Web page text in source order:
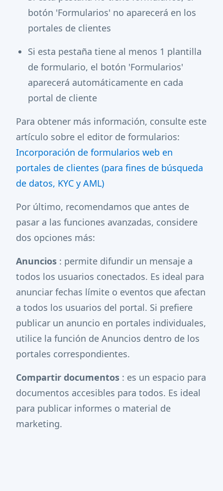
botón 'Formularios' no aparecerá en los
portales de clientes
Si esta pestaña tiene al menos 1 plantilla
de formulario, el botón 'Formularios'
aparecerá automáticamente en cada
portal de cliente
Para obtener más información, consulte este
artículo sobre el editor de formularios:
Incorporación de formularios web en
portales de clientes (para fines de búsqueda
de datos, KYC y AML)
Por último, recomendamos que antes de
pasar a las funciones avanzadas, considere
dos opciones más:
Anuncios : permite difundir un mensaje a
todos los usuarios conectados. Es ideal para
anunciar fechas límite o eventos que afectan
a todos los usuarios del portal. Si prefiere
publicar un anuncio en portales individuales,
utilice la función de Anuncios dentro de los
portales correspondientes.
Compartir documentos : es un espacio para
documentos accesibles para todos. Es ideal
para publicar informes o material de
marketing.